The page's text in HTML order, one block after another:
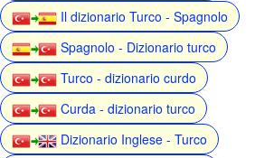
Il dizionario Turco - Spagnolo
Spagnolo - Dizionario turco
Turco - dizionario curdo
Curda - dizionario turco
Dizionario Inglese - Turco